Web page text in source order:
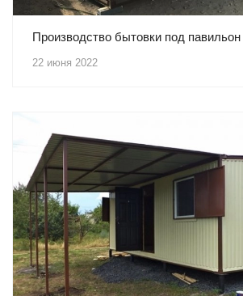
22 июня 2022
Производство бытовки под павильон